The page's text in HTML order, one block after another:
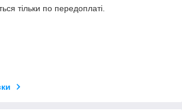
тільки по передоплаті.